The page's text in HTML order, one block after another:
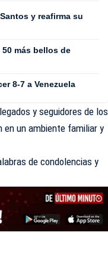
y reafirma su
más bellos de
8-7 a Venezuela
y seguidores de los
un ambiente familiar y
de condolencias y